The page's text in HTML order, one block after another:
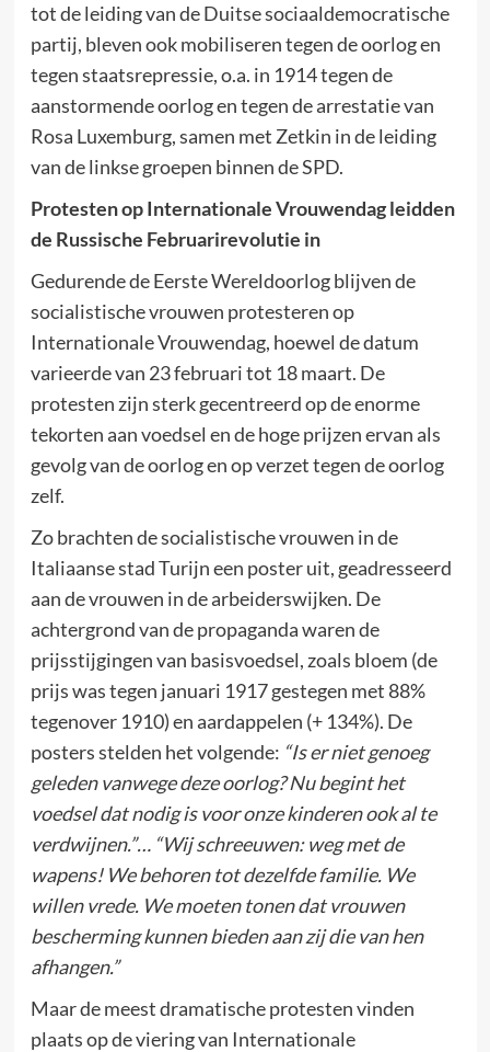
tot de leiding van de Duitse sociaaldemocratische
partij, bleven ook mobiliseren tegen de oorlog en
tegen staatsrepressie, o.a. in 1914 tegen de
aanstormende oorlog en tegen de arrestatie van
Rosa Luxemburg, samen met Zetkin in de leiding
van de linkse groepen binnen de SPD.
Protesten op Internationale Vrouwendag leidden
de Russische Februarirevolutie in
Gedurende de Eerste Wereldoorlog blijven de
socialistische vrouwen protesteren op
Internationale Vrouwendag, hoewel de datum
varieerde van 23 februari tot 18 maart. De
protesten zijn sterk gecentreerd op de enorme
tekorten aan voedsel en de hoge prijzen ervan als
gevolg van de oorlog en op verzet tegen de oorlog
zelf.
Zo brachten de socialistische vrouwen in de
Italiaanse stad Turijn een poster uit, geadresseerd
aan de vrouwen in de arbeiderswijken. De
achtergrond van de propaganda waren de
prijsstijgingen van basisvoedsel, zoals bloem (de
prijs was tegen januari 1917 gestegen met 88%
tegenover 1910) en aardappelen (+ 134%). De
posters stelden het volgende: “Is er niet genoeg
geleden vanwege deze oorlog? Nu begint het
voedsel dat nodig is voor onze kinderen ook al te
verdwijnen.”… “Wij schreeuwen: weg met de
wapens! We behoren tot dezelfde familie. We
willen vrede. We moeten tonen dat vrouwen
bescherming kunnen bieden aan zij die van hen
afhangen.”
Maar de meest dramatische protesten vinden
plaats op de viering van Internationale